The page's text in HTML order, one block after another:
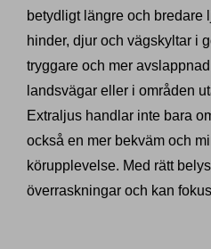
betydligt längre och bredare
hinder, djur och vägskyltar i
tryggare och mer
landsvägar eller i områden
Extraljus handlar inte bara
också en mer bekväm och
körupplevelse. Med rätt
överraskningar och kan